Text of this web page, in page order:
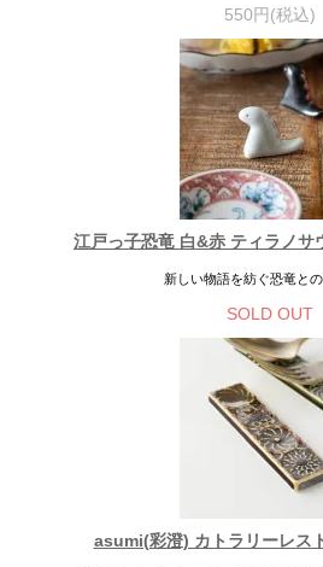
550円(税込)
江戸っ子恐竜 白&赤 ティラノサ
新しい物語を紡ぐ恐竜との
SOLD OUT
asumi(彩澄) カトラリーレス